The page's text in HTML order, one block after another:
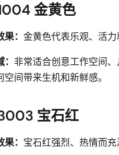
金黄色
： 金黄色代表乐观、活力
非常适合创意工作空间
空间带来生机和新鲜感。
宝石红
： 宝石红强烈、热情而充